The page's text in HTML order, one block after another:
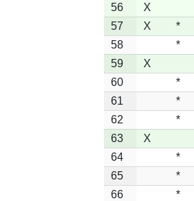
56
X
57
X *
58
*
59
X
60
*
61
*
62
*
63
X
64
*
65
*
66
*